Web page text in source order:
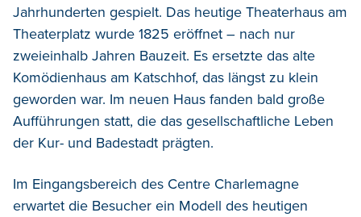
Jahrhunderten gespielt. Das heutige Theaterhaus am
Theaterplatz wurde 1825 eröffnet – nach nur
zweieinhalb Jahren Bauzeit. Es ersetzte das alte
Komödienhaus am Katschhof, das längst zu klein
geworden war. Im neuen Haus fanden bald große
Aufführungen statt, die das gesellschaftliche Leben
der Kur- und Badestadt prägten.
Im Eingangsbereich des Centre Charlemagne
erwartet die Besucher ein Modell des heutigen